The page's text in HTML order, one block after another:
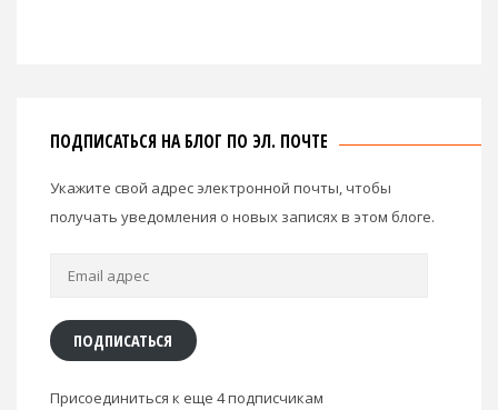
ПОДПИСАТЬСЯ НА БЛОГ ПО ЭЛ. ПОЧТЕ
Укажите свой адрес электронной почты, чтобы
получать уведомления о новых записях в этом блоге.
Email
ПОДПИСАТЬСЯ
Присоединиться к еще 4 подписчикам